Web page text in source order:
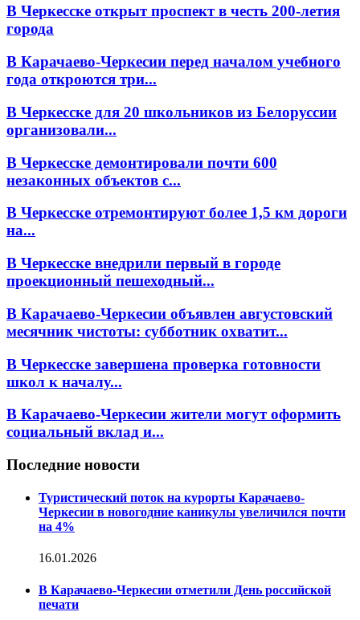
В Черкесске открыт проспект в честь 200-летия
города
В Карачаево-Черкесии перед началом учебного
года откроются три...
В Черкесске для 20 школьников из Белоруссии
организовали...
В Черкесске демонтировали почти 600
незаконных объектов с...
В Черкесске отремонтируют более 1,5 км дороги
на...
В Черкесске внедрили первый в городе
проекционный пешеходный...
В Карачаево-Черкесии объявлен августовский
месячник чистоты: субботник охватит...
В Черкесске завершена проверка готовности
школ к началу...
В Карачаево-Черкесии жители могут оформить
социальный вклад и...
Последние новости
Туристический поток на курорты Карачаево-
Черкесии в новогодние каникулы увеличился почти
на 4%
16.01.2026
В Карачаево-Черкесии отметили День российской
печати